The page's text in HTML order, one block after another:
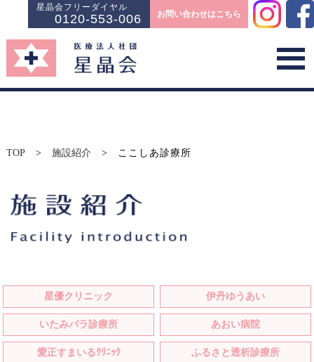
星晶会フリーダイヤル
0120-553-006 お問い合わせはこちら
TOP > 施設紹介 > ここしあ診療所
星優クリニック 伊丹ゆうあい
いたみバラ診療所 あおい病院
愛正すまいるｸﾘﾆｯｸ ふるさと透析診療所